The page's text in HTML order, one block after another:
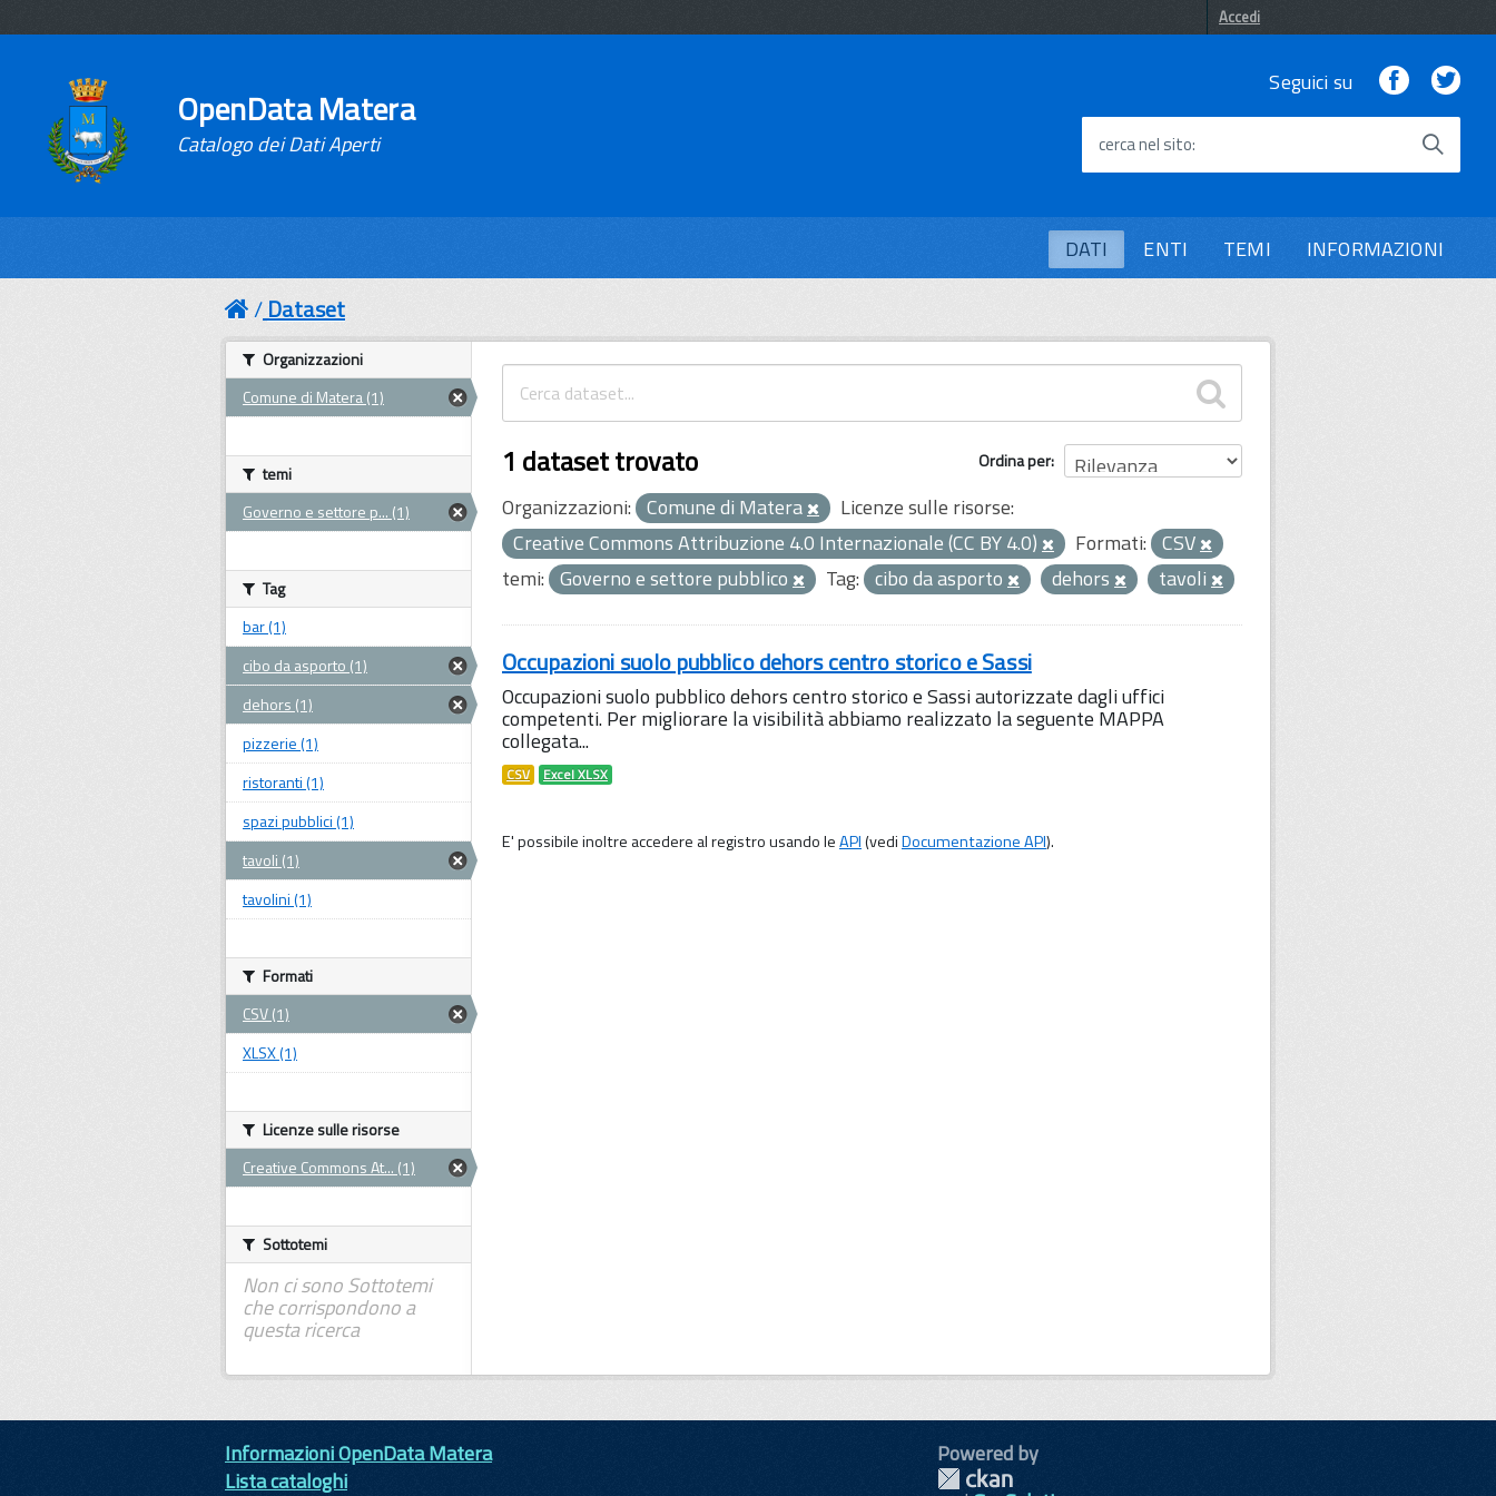
Accedi
OpenData Matera
Catalogo dei Dati Aperti
Seguici su Facebook
cerca nel sito
DATI ENTI TEMI INFORMAZIONI
Dataset
Ordina per
1 dataset trovato
Organizzazioni: Comune di Matera
Licenze sulle risorse:
Creative Commons Attribuzione 4.0 Internazionale (CC BY 4.0)
Formati: CSV
temi: Governo e settore pubblico Tag: cibo da asporto dehors tavoli
Occupazioni suolo pubblico dehors centro storico e Sassi
Occupazioni suolo pubblico dehors centro storico e Sassi autorizzate dagli uffici
competenti. Per migliorare la visibilità abbiamo realizzato la seguente MAPPA
collegata...
CSV Excel XLSX
E' possibile inoltre accedere al registro usando leAPI(vediDocumentazione API).
Organizzazioni
Comune di Matera (1)
temi
Governo e settore p... (1)
Tag
bar (1)
cibo da asporto (1)
dehors (1)
pizzerie (1)
ristoranti (1)
spazi pubblici (1)
tavoli (1)
tavolini (1)
Formati
CSV (1)
XLSX (1)
Licenze sulle risorse
Creative Commons At... (1)
Sottotemi
Non ci sono Sottotemi
che corrispondono a
questa ricerca
Informazioni OpenData Matera
Lista cataloghi
Powered by